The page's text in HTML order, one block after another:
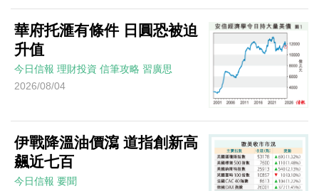
華府托滙有條件 日圓恐被迫
升值
今日信報 理財投資 信筆攻略 習廣思
2026/08/04
伊戰降溫油價瀉 道指創新高
飆近七百
今日信報 要聞